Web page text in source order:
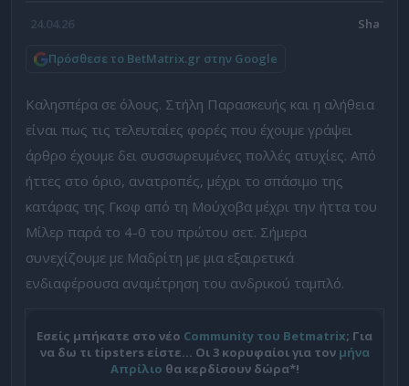
24.04.26
Πρόσθεσε το BetMatrix.gr στην Google
Καλησπέρα σε όλους. Στήλη Παρασκευής και η αλήθεια
είναι πως τις τελευταίες φορές που έχουμε γράψει
άρθρο έχουμε δει συσσωρευμένες πολλές ατυχίες. Από
ήττες στο όριο, ανατροπές, μέχρι το σπάσιμο της
κατάρας της Γκοφ από τη Μούχοβα μέχρι την ήττα του
Μίλερ παρά το 4-0 του πρώτου σετ. Σήμερα
συνεχίζουμε με Μαδρίτη με μια εξαιρετικά
ενδιαφέρουσα αναμέτρηση του ανδρικού ταμπλό.
Εσείς μπήκατε στο νέο Community του Betmatrix; Για
να δω τι tipsters είστε… Οι 3 κορυφαίοι για τον μήνα
Απρίλιο θα κερδίσουν δώρα*!